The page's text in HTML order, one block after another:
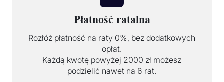
Płatność ratalna
Rozłóż płatność na raty 0%, bez dodatkowych
opłat.
Każdą kwotę powyżej 2000 zł możesz
podzielić nawet na 6 rat.